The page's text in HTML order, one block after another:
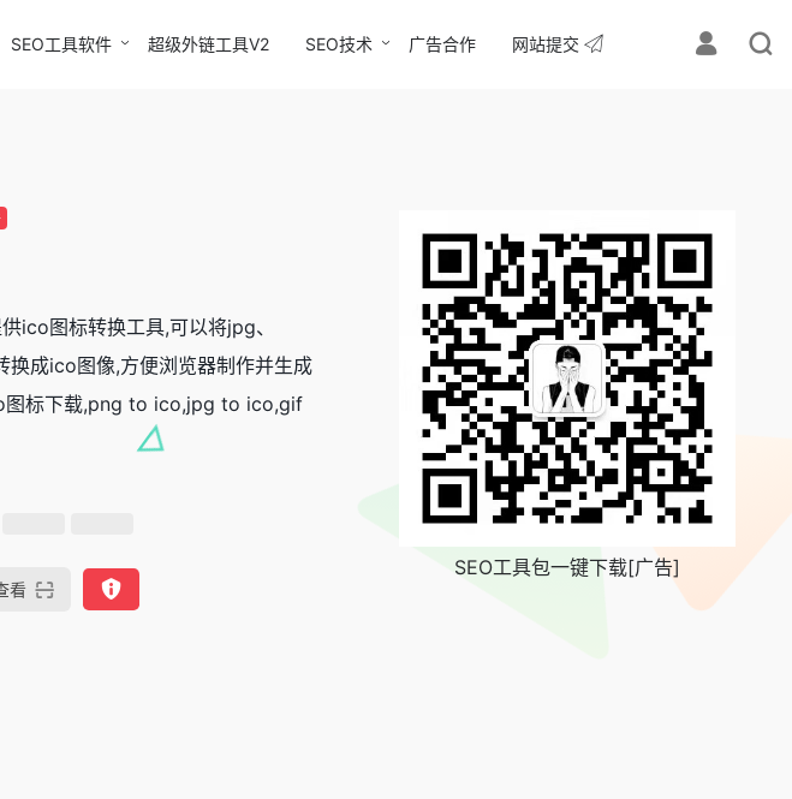
SEO工具软件 超级外链工具V2 SEO技术 广告合作 网站提交
ico图标转换工具,可以将jpg、
成ico图像,方便浏览器制作并生成
图标下载,png to ico,jpg to ico,gif
看
SEO工具包一键下载[广告]